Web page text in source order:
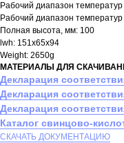
Рабочий диапазон
Рабочий диапазон
Полная высота, мм: 100
lwh: 151x65x94
Weight: 2650g
МАТЕРИАЛЫ ДЛЯ
Декларация
Декларация
Декларация
Каталог свинцово-
СКАЧАТЬ ДОКУМЕНТАЦИЮ